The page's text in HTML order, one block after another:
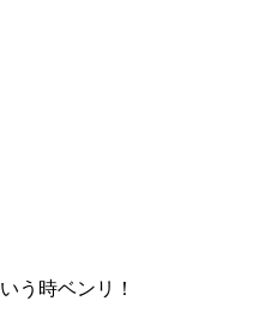
う時ベンリ！